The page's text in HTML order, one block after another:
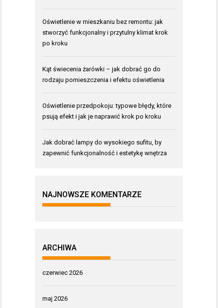
Oświetlenie w mieszkaniu bez remontu: jak
stworzyć funkcjonalny i przytulny klimat krok
po kroku
Kąt świecenia żarówki – jak dobrać go do
rodzaju pomieszczenia i efektu oświetlenia
Oświetlenie przedpokoju: typowe błędy, które
psują efekt i jak je naprawić krok po kroku
Jak dobrać lampy do wysokiego sufitu, by
zapewnić funkcjonalność i estetykę wnętrza
NAJNOWSZE KOMENTARZE
ARCHIWA
czerwiec 2026
maj 2026